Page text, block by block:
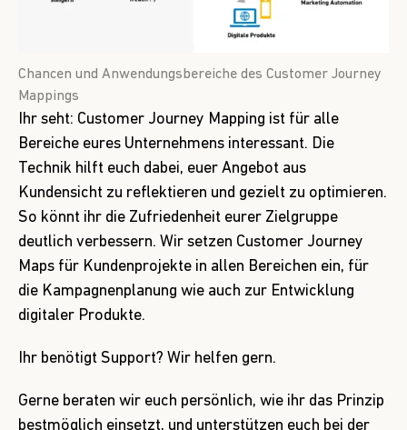
Chancen und Anwendungsbereiche des Customer Journey
Mappings
Ihr seht: Customer Journey Mapping ist für alle
Bereiche eures Unternehmens interessant. Die
Technik hilft euch dabei, euer Angebot aus
Kundensicht zu reflektieren und gezielt zu optimieren.
So könnt ihr die Zufriedenheit eurer Zielgruppe
deutlich verbessern. Wir setzen Customer Journey
Maps für Kundenprojekte in allen Bereichen ein, für
die Kampagnenplanung wie auch zur Entwicklung
digitaler Produkte.
Ihr benötigt Support? Wir helfen gern.
Gerne beraten wir euch persönlich, wie ihr das Prinzip
bestmöglich einsetzt, und unterstützen euch bei der